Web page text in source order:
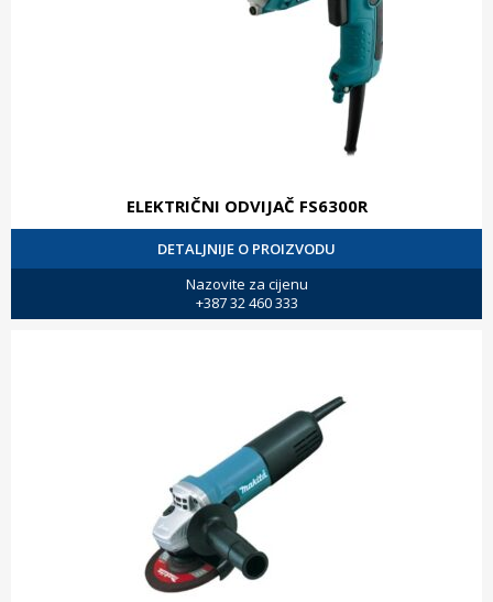
ELEKTRIČNI ODVIJAČ FS6300R
DETALJNIJE O PROIZVODU
Nazovite za cijenu
+387 32 460 333